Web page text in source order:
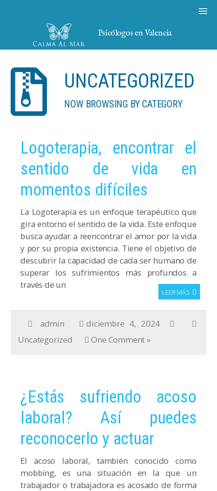
Psicólogos en Valencia
UNCATEGORIZED
NOW BROWSING BY CATEGORY
Logoterapia, encontrar el
sentido de vida en
momentos difíciles
La Logoterapia es un enfoque terapéutico que
gira entorno el sentido de la vida. Este enfoque
busca ayudar a reencontrar el amor por la vida
y por su propia existencia. Tiene el objetivo de
descubrir la capacidad de cada ser humano de
superar los sufrimientos más profundos a
través de un
LEER MÁS
admin
diciembre 4, 2024
Uncategorized
One Comment »
¿Estás sufriendo acoso
laboral? Así puedes
reconocerlo y actuar
El acoso laboral, también conocido como
mobbing, es una situación en la que un
trabajador o trabajadora es acosado de forma